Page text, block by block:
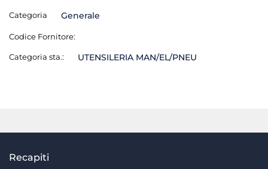
Categoria Generale
Codice Fornitore:
Categoria sta.: UTENSILERIA MAN/EL/PNEU
Recapiti